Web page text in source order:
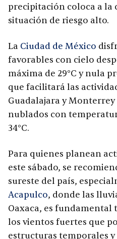
precipitación coloca a la
situación de riesgo alto.
La Ciudad de México
favorables con cielo
máxima de 29°C y nula
que facilitará las
Guadalajara y
nublados con
34°C.
Para quienes planean
este sábado, se
sureste del país,
Acapulco, donde las
Oaxaca, es
los vientos fuertes que
estructuras temporales y